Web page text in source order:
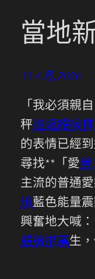
當地
11 4 月, 2026
「我必須親
秤巡迴體檢
的表情已經
尋找**「愛勞
主流的普通
檢藍色能量
興奮地大喊
體檢推薦生